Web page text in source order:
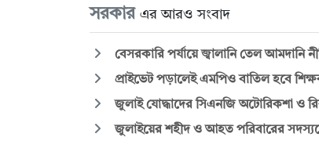
সরকার এর আরও সংবাদ
বেসরকারি পর্যায়ে জ্বালানি তেল আমদানি
প্রাইভেট পড়ালেই এমপিও বাতিল হবে
জুলাই যোদ্ধাদের সিএনজি অটোরিকশা ও
জুলাইয়ের শহীদ ও আহত পরিবারের